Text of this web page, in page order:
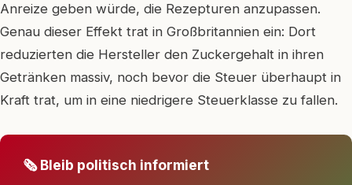
Anreize geben würde, die Rezepturen anzupassen.
Genau dieser Effekt trat in Großbritannien ein: Dort
reduzierten die Hersteller den Zuckergehalt in ihren
Getränken massiv, noch bevor die Steuer überhaupt in
Kraft trat, um in eine niedrigere Steuerklasse zu fallen.
🗞 Bleib politisch informiert